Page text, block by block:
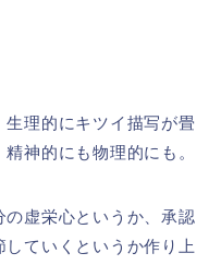
理的にキツイ描写が畳
神的にも物理的にも。
の虚栄心というか、承認
ていくというか作り上